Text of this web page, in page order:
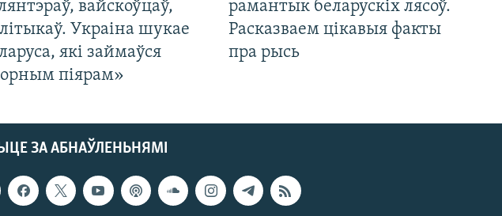
вайскоўцаў,
Украіна шукае
які займаўся
піярам»
рамантык беларускіх лясоў.
Расказваем цікавыя факты
пра рысь
ЗА АБНАЎЛЕНЬНЯМІ